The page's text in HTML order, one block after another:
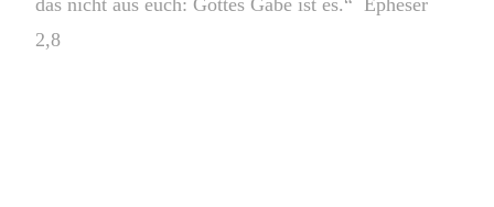
das nicht aus euch: Gottes Gabe ist es.“ Epheser
2,8